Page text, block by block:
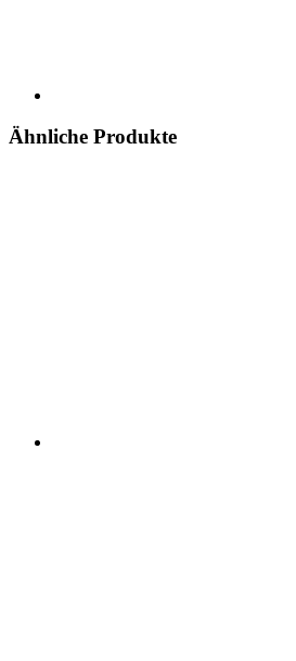
Ähnliche Produkte